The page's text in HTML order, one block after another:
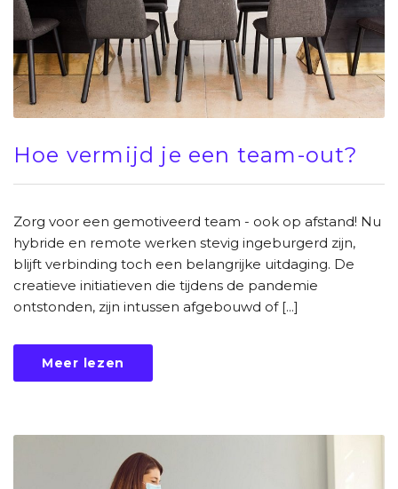
Hoe vermijd je een team-out?
Zorg voor een gemotiveerd team - ook op afstand! Nu
hybride en remote werken stevig ingeburgerd zijn,
blijft verbinding toch een belangrijke uitdaging. De
creatieve initiatieven die tijdens de pandemie
ontstonden, zijn intussen afgebouwd of [...]
Meer lezen